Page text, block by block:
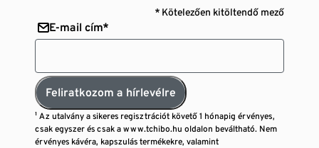
* Kötelezően kitöltendő mező
E-mail cím*
Feliratkozom a hírlevélre
¹ Az utalvány a sikeres regisztrációt követő 1 hónapig érvényes,
csak egyszer és csak a www.tchibo.hu oldalon beváltható. Nem
érvényes kávéra, kapszulás termékekre, valamint